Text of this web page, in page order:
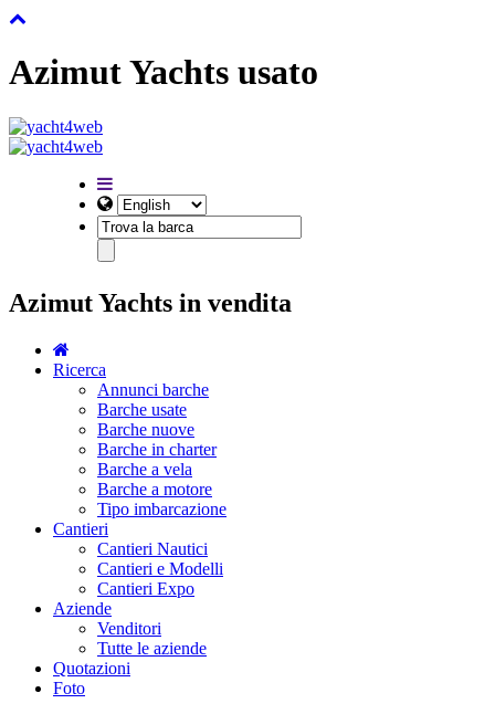
Azimut Yachts usato
Azimut Yachts in vendita
Ricerca
Annunci barche
Barche usate
Barche nuove
Barche in charter
Barche a vela
Barche a motore
Tipo imbarcazione
Cantieri
Cantieri Nautici
Cantieri e Modelli
Cantieri Expo
Aziende
Venditori
Tutte le aziende
Quotazioni
Foto